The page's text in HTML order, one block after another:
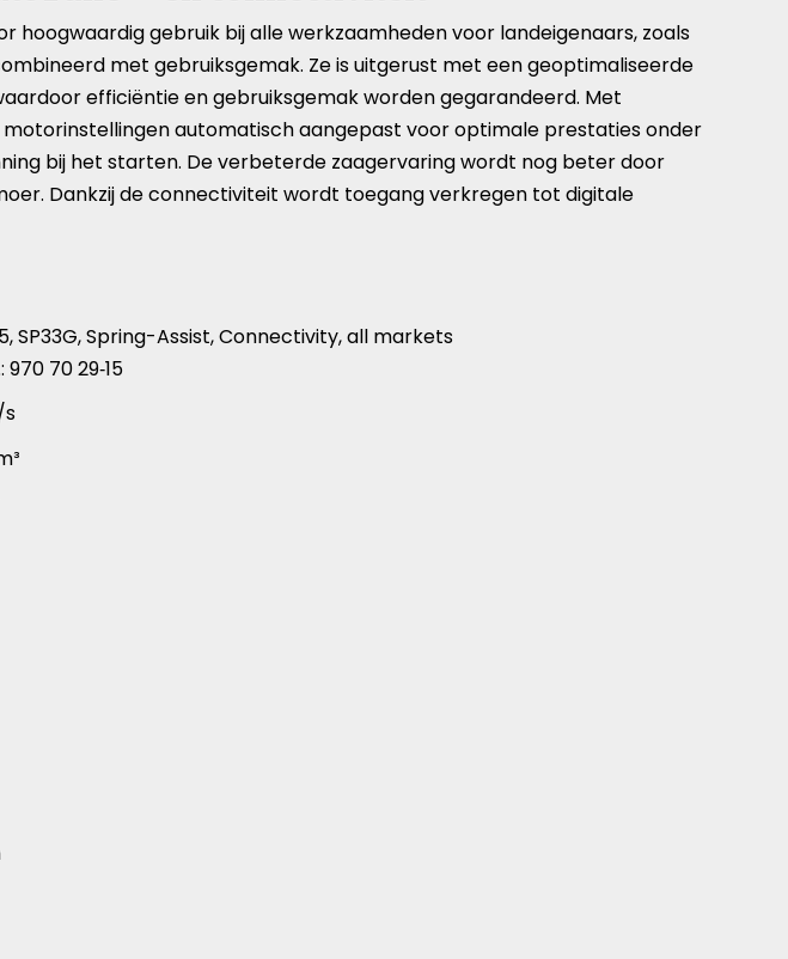
hoogwaardig gebruik bij alle werkzaamheden voor landeigenaars, zoals
met gebruiksgemak. Ze is uitgerust met een geoptimaliseerde
efficiëntie en gebruiksgemak worden gegarandeerd. Met
automatisch aangepast voor optimale prestaties onder
bij het starten. De verbeterde zaagervaring wordt nog beter door
Dankzij de connectiviteit wordt toegang verkregen tot digitale
SP33G, Spring-Assist, Connectivity, all markets
970 70 29‑15
s